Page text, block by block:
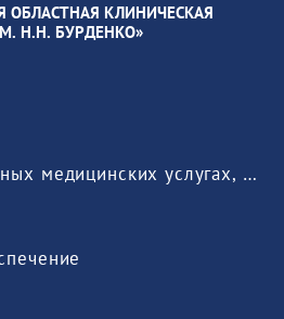
ОБЛАСТНАЯ КЛИНИЧЕСКАЯ
Н.Н. БУРДЕНКО»
Информация о платных медицинских услугах, предоставляемых медицинской организацией